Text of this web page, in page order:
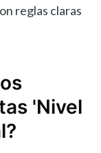
reglas claras
'Nivel